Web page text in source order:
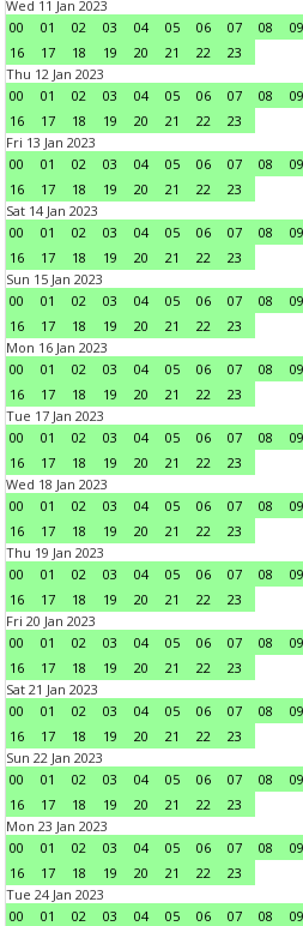
Wed 11 Jan 2023
00
01 02 03 04 05 06 07 08 09
16
17 18 19 20 21 22
23
Thu 12 Jan 2023
00
01 02 03 04 05 06 07 08 09
16
17 18 19 20 21 22
23
Fri 13 Jan 2023
00
01 02 03 04 05 06 07 08 09
16
17 18 19 20 21 22
23
Sat 14 Jan 2023
00
01 02 03 04 05 06 07 08 09
16
17 18 19 20 21 22
23
Sun 15 Jan 2023
00
01 02 03 04 05 06 07 08 09
16
17 18 19 20 21 22
23
Mon 16 Jan 2023
00
01 02 03 04 05 06 07 08 09
16
17 18 19 20 21 22
23
Tue 17 Jan 2023
00
01 02 03 04 05 06 07 08 09
16
17 18 19 20 21 22
23
Wed 18 Jan 2023
00
01 02 03 04 05 06 07 08 09
16
17 18 19 20 21 22
23
Thu 19 Jan 2023
00
01 02 03 04 05 06 07 08 09
16
17 18 19 20 21 22
23
Fri 20 Jan 2023
00
01 02 03 04 05 06 07 08 09
16
17 18 19 20 21 22
23
Sat 21 Jan 2023
00
01 02 03 04 05 06 07 08 09
16
17 18 19 20 21 22
23
Sun 22 Jan 2023
00
01 02 03 04 05 06 07 08 09
16
17 18 19 20 21 22
23
Mon 23 Jan 2023
00
01 02 03 04 05 06 07 08 09
16
17 18 19 20 21 22
23
Tue 24 Jan 2023
00
01 02 03 04 05 06 07 08 09